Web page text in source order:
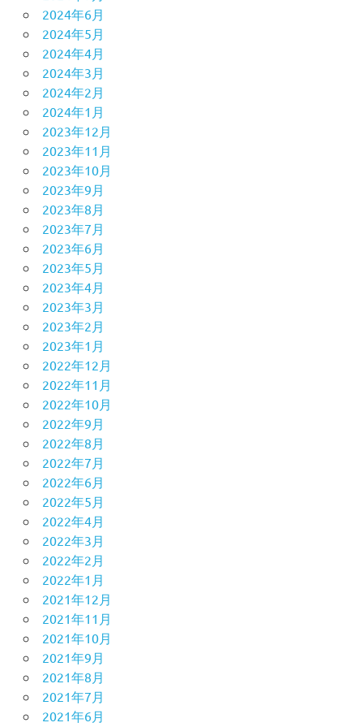
2024年6月
2024年5月
2024年4月
2024年3月
2024年2月
2024年1月
2023年12月
2023年11月
2023年10月
2023年9月
2023年8月
2023年7月
2023年6月
2023年5月
2023年4月
2023年3月
2023年2月
2023年1月
2022年12月
2022年11月
2022年10月
2022年9月
2022年8月
2022年7月
2022年6月
2022年5月
2022年4月
2022年3月
2022年2月
2022年1月
2021年12月
2021年11月
2021年10月
2021年9月
2021年8月
2021年7月
2021年6月